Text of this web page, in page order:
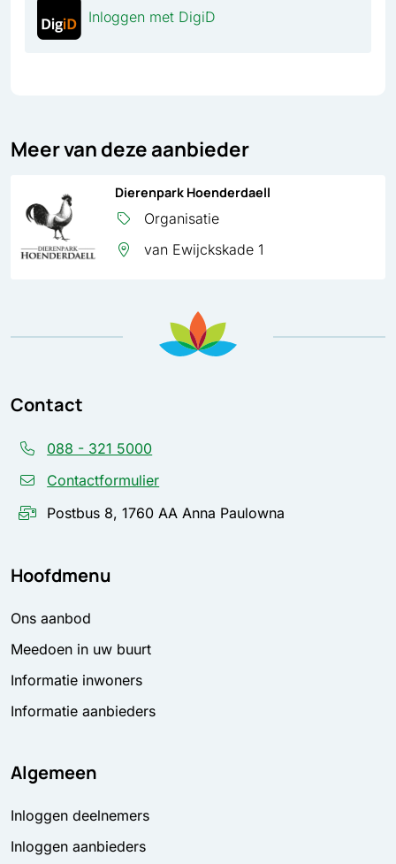
Inloggen met DigiD
Meer van deze aanbieder
Dierenpark Hoenderdaell
Organisatie
van Ewijckskade 1
Contact
088 - 321 5000
Contactformulier
Postbus 8, 1760 AA Anna Paulowna
Hoofdmenu
Ons aanbod
Meedoen in uw buurt
Informatie inwoners
Informatie aanbieders
Algemeen
Inloggen deelnemers
Inloggen aanbieders